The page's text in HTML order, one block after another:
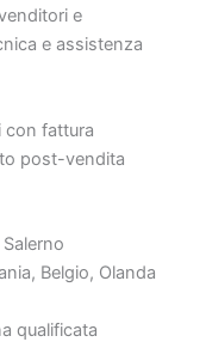
e
e assistenza
con fattura
post-vendita
Belgio, Olanda
qualificata